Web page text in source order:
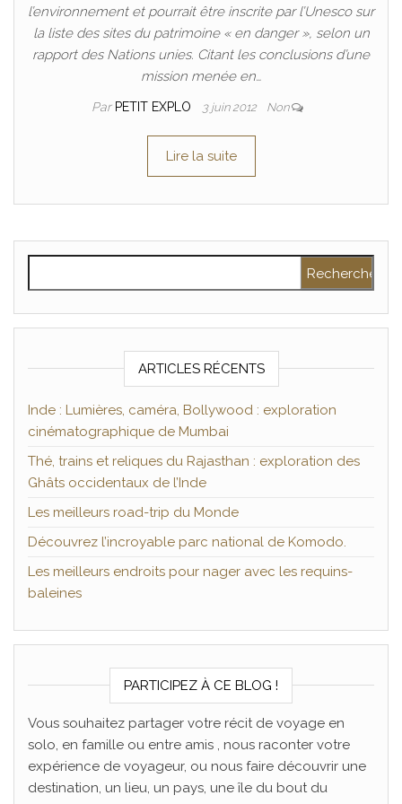
l’environnement et pourrait être inscrite par l’Unesco sur
la liste des sites du patrimoine « en danger », selon un
rapport des Nations unies. Citant les conclusions d’une
mission menée en…
Par PETIT EXPLO 3 juin 2012 Non
Lire la suite
ARTICLES RÉCENTS
Inde : Lumières, caméra, Bollywood : exploration
cinématographique de Mumbai
Thé, trains et reliques du Rajasthan : exploration des
Ghâts occidentaux de l’Inde
Les meilleurs road-trip du Monde
Découvrez l’incroyable parc national de Komodo.
Les meilleurs endroits pour nager avec les requins-
baleines
PARTICIPEZ À CE BLOG !
Vous souhaitez partager votre récit de voyage en
solo, en famille ou entre amis , nous raconter votre
expérience de voyageur, ou nous faire découvrir une
destination, un lieu, un pays, une île du bout du